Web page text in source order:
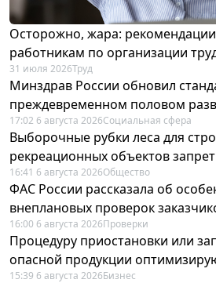
Осторожно, жара:
работникам по организации
31 июля 2026Труд
Минздрав России обновил
преждевременном половом
17:02 6 августа 2026Социальная сфера
Выборочные рубки леса для
рекреационных объектов
16:41 6 августа 2026Общество
ФАС России рассказала об
внеплановых проверок
16:00 6 августа 2026Проверки
Процедуру приостановки или
опасной продукции
15:39 6 августа 2026Бизнес